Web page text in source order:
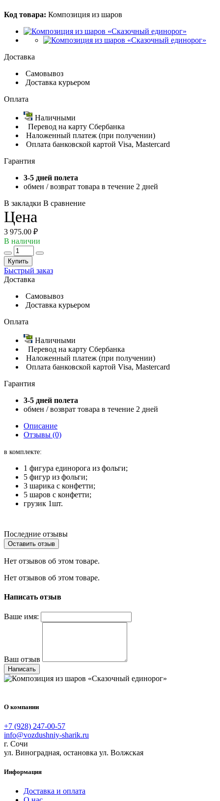
Код товара: Композиция из шаров
Доставка
Самовывоз
Доставка курьером
Оплата
Наличными
Перевод на карту Сбербанка
Наложенный платеж (при получении)
Оплата банковской картой Visa, Mastercard
Гарантия
3-5 дней полета
обмен / возврат товара в течение 2 дней
В закладки В сравнение
Цена
3 975.00 ₽
В наличии
Купить
Быстрый заказ
Доставка
Самовывоз
Доставка курьером
Оплата
Наличными
Перевод на карту Сбербанка
Наложенный платеж (при получении)
Оплата банковской картой Visa, Mastercard
Гарантия
3-5 дней полета
обмен / возврат товара в течение 2 дней
Описание
Отзывы (0)
в комплекте:
1 фигура единорога из фольги;
5 фигур из фольги;
3 шарика с конфетти;
5 шаров с конфетти;
грузик 1шт.
Последние отзывы
Оставить отзыв
Нет отзывов об этом товаре.
Нет отзывов об этом товаре.
Написать отзыв
Ваше имя:
Ваш отзыв
Написать
О компании
+7 (928) 247-00-57
info@vozdushniy-sharik.ru
г. Сочи
ул. Виноградная, остановка ул. Волжская
Информация
Доставка и оплата